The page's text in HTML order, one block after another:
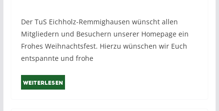
Der TuS Eichholz-Remmighausen wünscht allen
Mitgliedern und Besuchern unserer Homepage ein
Frohes Weihnachtsfest. Hierzu wünschen wir Euch
entspannte und frohe
Weiterlesen